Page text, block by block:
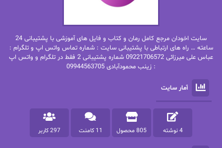
بهاره.م
بیتا فرخی
پاتریشیا ویلسون پرتو فرهمند
پرستو اسحقی
پرستو مهاجر
پرهام رسولی
پروانه قدیمی پروانه محمدی
سایت اخودان مرجع کامل رمان و کتاب و فایل های آموزشی با پشتیبانی 24
ساعته … راه های ارتباطی با پشتیبانی سایت : شماره تماس واتس اپ و تلگرام :
عباس علی میرزائی 09221706572 شماره پشتیبانی 2 فقط در تلگرام و واتس اپ
: زینب محمودآبادی 09944563705
آمار سایت
4 نوشته 805 محصول 11 کامنت 297 کاربر